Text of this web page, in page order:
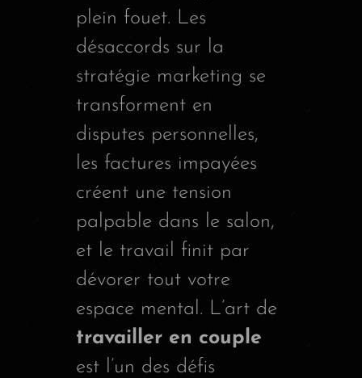
plein fouet. Les
désaccords sur la
stratégie marketing se
transforment en
disputes personnelles,
les factures impayées
créent une tension
palpable dans le salon,
et le travail finit par
dévorer tout votre
espace mental. L’art de
travailler en couple
est l’un des défis